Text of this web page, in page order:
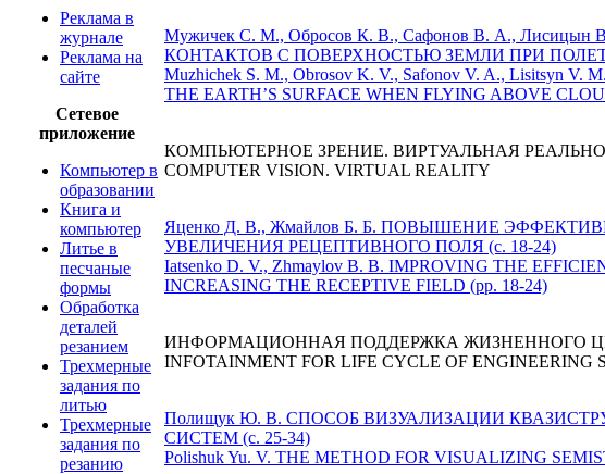
Реклама в
журнале
Реклама на
сайте
Сетевое
приложение
Компьютер в
образовании
Книга и
компьютер
Литье в
песчаные
формы
Обработка
деталей
резанием
Трехмерные
задания по
литью
Трехмерные
задания по
резанию
Мужичек С. М., Обросов К. В., Сафонов В. А.,
КОНТАКТОВ С ПОВЕРХНОСТЬЮ ЗЕМЛИ ПРИ
Muzhichek S. M., Obrosov K. V., Safonov V. A., Lisitsyn
THE EARTH’S SURFACE WHEN FLYING ABOVE
КОМПЬЮТЕРНОЕ ЗРЕНИЕ. ВИРТУАЛЬНАЯ
COMPUTER VISION. VIRTUAL REALITY
Яценко Д. В., Жмайлов Б. Б. ПОВЫШЕНИЕ
УВЕЛИЧЕНИЯ РЕЦЕПТИВНОГО ПОЛЯ (с. 18-24)
Iatsenko D. V., Zhmaylov B. B. IMPROVING THE
INCREASING THE RECEPTIVE FIELD (pp. 18-24)
ИНФОРМАЦИОННАЯ ПОДДЕРЖКА ЖИЗНЕННОГО
INFOTAINMENT FOR LIFE CYCLE OF ENGINEERING
Полищук Ю. В. СПОСОБ ВИЗУАЛИЗАЦИИ
СИСТЕМ (с. 25-34)
Polishuk Yu. V. THE METHOD FOR VISUALIZING